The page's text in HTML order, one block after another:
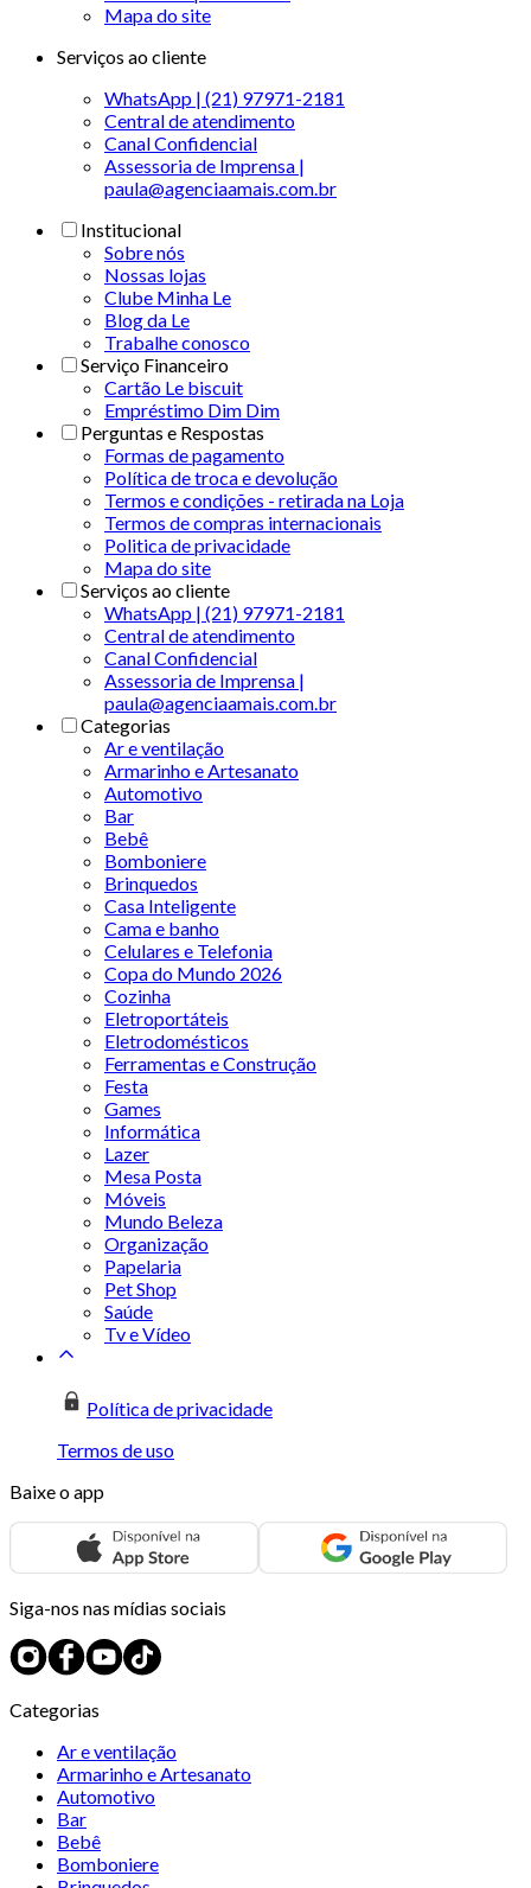
Mapa do site
Serviços ao cliente
WhatsApp | (21) 97971-2181
Central de atendimento
Canal Confidencial
Assessoria de Imprensa |
paula@agenciaamais.com.br
Institucional
Sobre nós
Nossas lojas
Clube Minha Le
Blog da Le
Trabalhe conosco
Serviço Financeiro
Cartão Le biscuit
Empréstimo Dim Dim
Perguntas e Respostas
Formas de pagamento
Política de troca e devolução
Termos e condições - retirada na Loja
Termos de compras internacionais
Politica de privacidade
Mapa do site
Serviços ao cliente
WhatsApp | (21) 97971-2181
Central de atendimento
Canal Confidencial
Assessoria de Imprensa |
paula@agenciaamais.com.br
Categorias
Ar e ventilação
Armarinho e Artesanato
Automotivo
Bar
Bebê
Bomboniere
Brinquedos
Casa Inteligente
Cama e banho
Celulares e Telefonia
Copa do Mundo 2026
Cozinha
Eletroportáteis
Eletrodomésticos
Ferramentas e Construção
Festa
Games
Informática
Lazer
Mesa Posta
Móveis
Mundo Beleza
Organização
Papelaria
Pet Shop
Saúde
Tv e Vídeo
Política de privacidade
Termos de uso
Baixe o app
Siga-nos nas mídias sociais
Categorias
Ar e ventilação
Armarinho e Artesanato
Automotivo
Bar
Bebê
Bomboniere